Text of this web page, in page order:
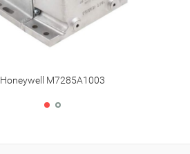
Honeywell M7285A1003